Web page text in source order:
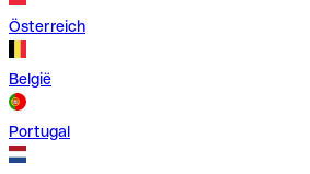
Österreich
België
Portugal